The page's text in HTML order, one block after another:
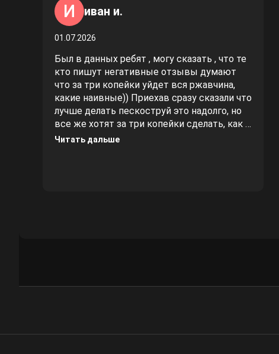
И иван и.
01.07.2026
Был в данных ребят , могу сказать , что те
кто пишут негативные отзывы думают
что за три копейки уйдет вся ржавчина,
какие наивные)) Приехав сразу сказали что
лучше делать пескоструй это надолго, но
все же хотят за три копейки сделать, как в
негативных отзывах ниже, заплатил один
Читать дальше